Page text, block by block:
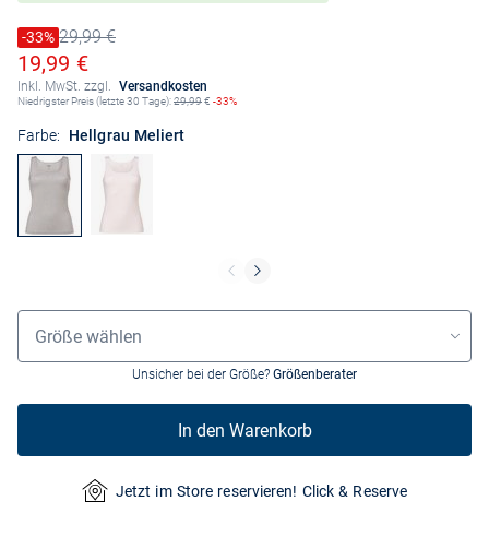
Preis reduziert um
-33%
Alter Preis29,99 €
Ermäßigter Preis
19,99 €
Inkl. MwSt. zzgl. Versandkosten
Niedrigster Preis (letzte 30 Tage):29,99€ -33%
Farbe: Hellgrau Meliert
Größenauswahl
Größe wählen
Unsicher bei der Größe? Größenberater
In den Warenkorb
Jetzt im Store reservieren! Click & Reserve